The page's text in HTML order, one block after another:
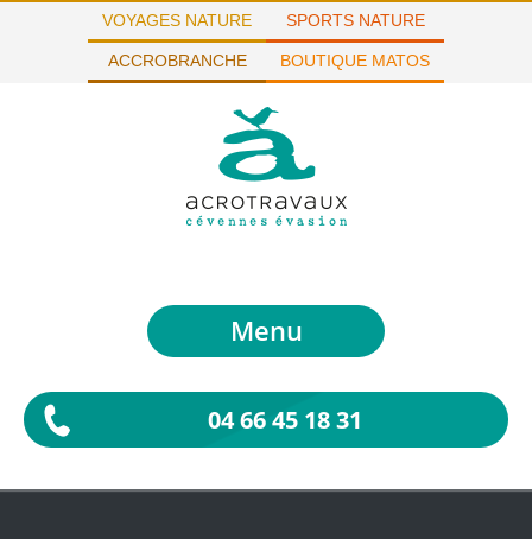
VOYAGES NATURE SPORTS NATURE
ACCROBRANCHE BOUTIQUE MATOS
Menu
04 66 45 18 31